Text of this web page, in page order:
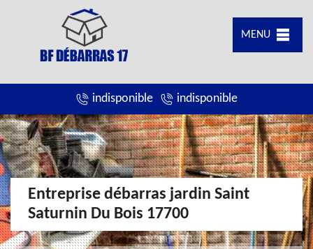
MENU
indisponible indisponible
Entreprise débarras jardin Saint
Saturnin Du Bois 17700